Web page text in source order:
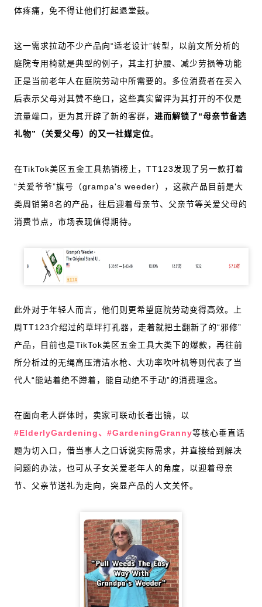
体疼痛，免不得让他们打起退堂鼓。
这一需求拉动不少产品向“适老设计”转型，以前文所分析的
庭院专用椅就是典型的例子，其主打护腰、减少劳损等功能
正是当前老年人在庭院劳动中所需要的。多位消费者在买入
后表示父母对其赞不绝口，这些真实留评为其打开的不仅是
流量端口，更为其开辟了新的客群， 进而解锁了“母亲节备选
礼物”（关爱父母）的又一社媒定位。
在TikTok美区五金工具热销榜上，TT123发现了另一款打着
“关爱爷爷”旗号（grampa's weeder），这款产品目前是大
类周销第8名的产品，往后迎着母亲节、父亲节等关爱父母的
消费节点，市场表现值得期待。
此外对于年轻人而言，他们则更希望庭院劳动变得高效。上
周TT123介绍过的草坪打孔器，走着就把土翻新了的“邪修”
产品，目前也是TikTok美区五金工具大类下的爆款，再往前
所分析过的无绳高压清洁水枪、大功率吹叶机等则代表了当
代人“能站着绝不蹲着，能自动绝不手动”的消费理念。
在面向老人群体时，卖家可联动长者出镜，以
#ElderlyGardening、#GardeningGranny等核心垂直话
题为切入口，借当事人之口诉说实际需求，并直接给到解决
问题的办法，也可从子女关爱老年人的角度，以迎着母亲
节、父亲节送礼为走向，突显产品的人文关怀。